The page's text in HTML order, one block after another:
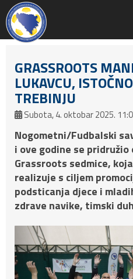
GRASSROOTS
LUKAVCU,
TREBINJU
Subota, 4. oktobar 2025.
Nogometni/Fudbalski
i ove godine se pridružio
Grassroots sedmice,
realizuje s ciljem
podsticanja djece i
zdrave navike, timski